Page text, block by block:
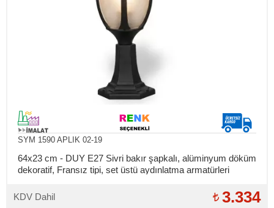
SYM 1590 APLIK 02-19
64x23 cm - DUY E27 Sivri bakır şapkalı, alüminyum döküm
dekoratif, Fransız tipi, set üstü aydınlatma armatürleri
KDV Dahil 3.334